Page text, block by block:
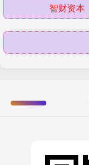
智财资本